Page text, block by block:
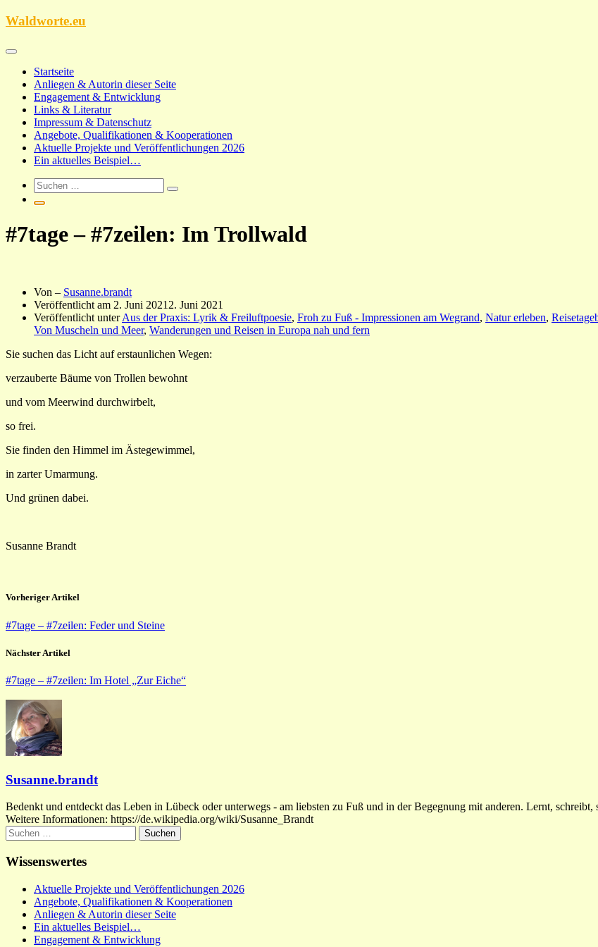
Zum
Waldworte.eu
Startseite
Anliegen & Autorin dieser Seite
Engagement & Entwicklung
Links & Literatur
Impressum & Datenschutz
Angebote, Qualifikationen & Kooperationen
Aktuelle Projekte und Veröffentlichungen 2026
Ein aktuelles Beispiel…
#7tage – #7zeilen: Im Trollwald
Von – Susanne.brandt
Veröffentlicht am 2. Juni 2021 2. Juni 2021
Veröffentlicht unterAus der Praxis: Lyrik & Freiluftpoesie, Froh zu Fuß - Impressionen am Wegrand, Natur erleben,
Von Muscheln und Meer, Wanderungen und Reisen in Europa nah und fern
Sie suchen das Licht auf erstaunlichen Wegen:
verzauberte Bäume von Trollen bewohnt
und vom Meerwind durchwirbelt,
so frei.
Sie finden den Himmel im Ästegewimmel,
in zarter Umarmung.
Und grünen dabei.
Susanne Brandt
Vorheriger Artikel
#7tage – #7zeilen: Feder und Steine
Nächster Artikel
#7tage – #7zeilen: Im Hotel „Zur Eiche“
Susanne.brandt
Bedenkt und entdeckt das Leben in Lübeck oder unterwegs - am liebsten zu Fuß und in der Begegnung mit anderen. Lernt,
Weitere Informationen: https://de.wikipedia.org/wiki/Susanne_Brandt
Suchen
nach:
Wissenswertes
Aktuelle Projekte und Veröffentlichungen 2026
Angebote, Qualifikationen & Kooperationen
Anliegen & Autorin dieser Seite
Ein aktuelles Beispiel…
Engagement & Entwicklung